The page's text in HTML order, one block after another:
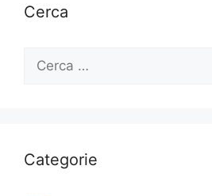
Cerca
Ricerca
Categorie